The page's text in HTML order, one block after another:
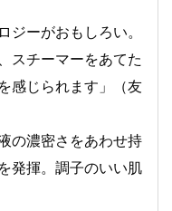
ジーがおもしろい。
スチーマーをあてた
感じられます」（友
の濃密さをあわせ持
発揮。調子のいい肌